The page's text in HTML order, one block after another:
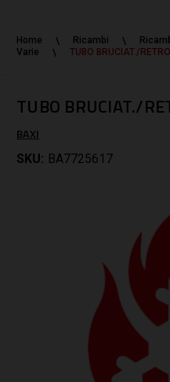
Home Ricambi
Varie
TUBO BRUCIAT./
TUBO BRUCIAT./
BAXI
SKU: BA7725617